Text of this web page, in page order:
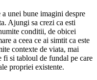
unei bune imagini despre
Ajungi sa crezi ca esti
conditii, de obicei
a ceea ce ai simtit ca este
contexte de viata, mai
fi si tabloul de fundal pe care
propriei existente.